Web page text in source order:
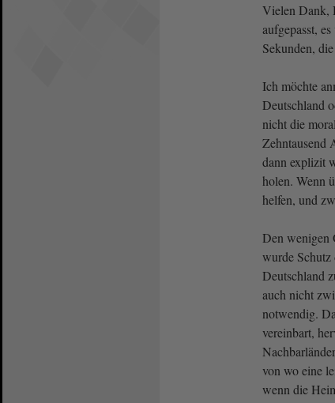
Vielen Dank,
aufgepasst,
Sekunden,
Ich möchte
Deutschland
nicht die
Zehntausend
dann explizit
holen. Wenn
helfen, und
Den wenigen
wurde
Deutschland
auch nicht
notwendig.
vereinbart,
von wo eine
wenn die